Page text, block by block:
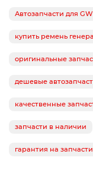
Автозапчасти для
купить ремень
оригинальные
дешевые
качественные
запчасти в наличии
гарантия на запчасти